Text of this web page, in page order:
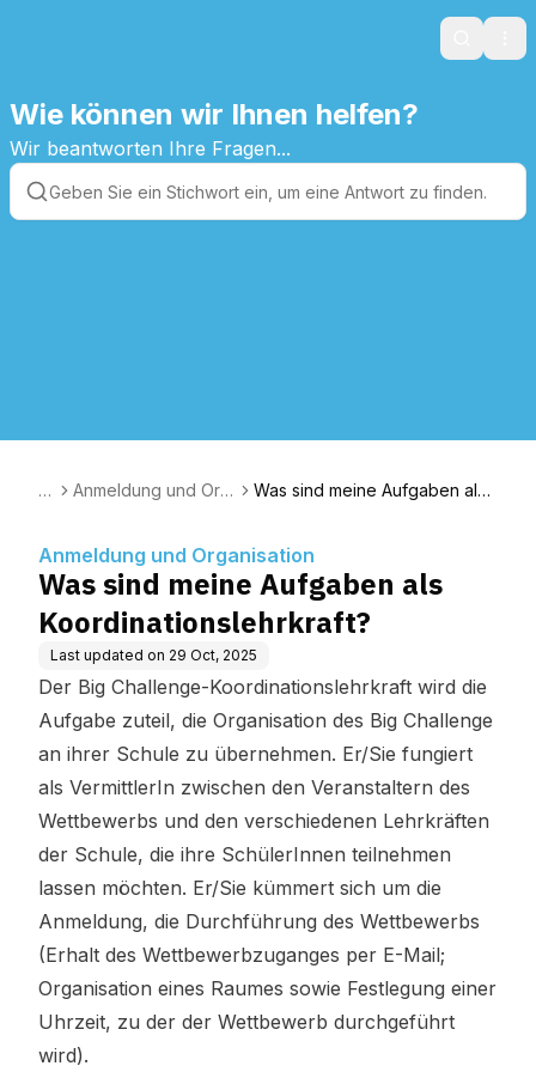
Search
Wie können wir Ihnen helfen?
Wir beantworten Ihre Fragen...
A
Anmeldung und Org
Was sind meine Aufgaben als
Anmeldung und Organisation
Was sind meine Aufgaben als
Koordinationslehrkraft?
Last updated on 29 Oct, 2025
Der Big Challenge-Koordinationslehrkraft wird die
Aufgabe zuteil, die Organisation des Big Challenge
an ihrer Schule zu übernehmen. Er/Sie fungiert
als VermittlerIn zwischen den Veranstaltern des
Wettbewerbs und den verschiedenen Lehrkräften
der Schule, die ihre SchülerInnen teilnehmen
lassen möchten. Er/Sie kümmert sich um die
Anmeldung, die Durchführung des Wettbewerbs
(Erhalt des Wettbewerbzuganges per E-Mail;
Organisation eines Raumes sowie Festlegung einer
Uhrzeit, zu der der Wettbewerb durchgeführt
wird).